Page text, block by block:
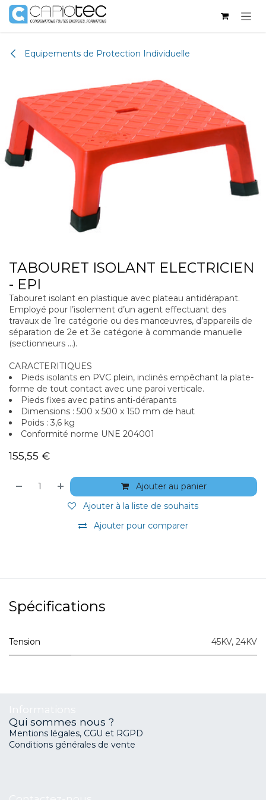
Se rendre au contenu
Equipements de Protection Individuelle
TABOURET ISOLANT ELECTRICIEN
- EPI
Tabouret isolant en plastique avec plateau antidérapant.
Employé pour l’isolement d’un agent effectuant des
travaux de 1re catégorie ou des manœuvres, d’appareils de
séparation de 2e et 3e catégorie à commande manuelle
(sectionneurs ...).
CARACTERITIQUES
Pieds isolants en PVC plein, inclinés empêchant la plate-
forme de tout contact avec une paroi verticale.
Pieds fixes avec patins anti-dérapants
Dimensions : 500 x 500 x 150 mm de haut
Poids : 3,6 kg
Conformité norme UNE 204001
155,55 €
Ajouter au panier
Ajouter pour comparer
Ajouter à la liste de souhaits
Spécifications
Tension 45KV, 24KV
Qui sommes nous ?
Mentions légales, CGU et RGPD
Conditions générales de vente